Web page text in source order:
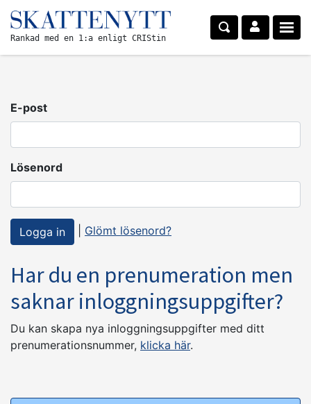
Rankad med en 1:a enligt CRIStin
E-post
Lösenord
Glömt lösenord?
Har du en prenumeration men
saknar inloggningsuppgifter?
Du kan skapa nya inloggningsuppgifter med ditt
prenumerationsnummer, klicka här.